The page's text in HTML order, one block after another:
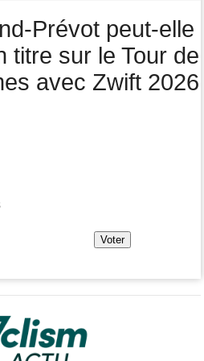
et prend les commandes du
Prévot peut-elle
titre sur le Tour de
avec Zwift 2026